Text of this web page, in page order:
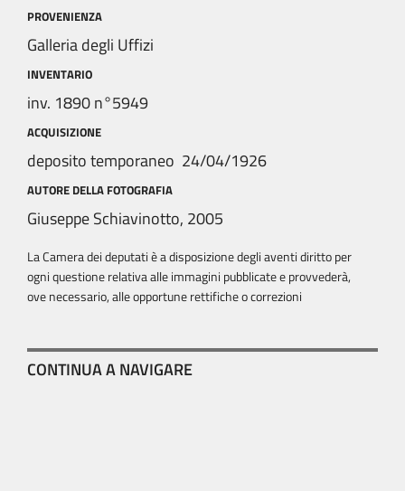
PROVENIENZA
Galleria degli Uffizi
INVENTARIO
inv. 1890 n°5949
ACQUISIZIONE
deposito temporaneo 24/04/1926
AUTORE DELLA FOTOGRAFIA
Giuseppe Schiavinotto, 2005
La Camera dei deputati è a disposizione degli aventi diritto per
ogni questione relativa alle immagini pubblicate e provvederà,
ove necessario, alle opportune rettifiche o correzioni
CONTINUA A NAVIGARE